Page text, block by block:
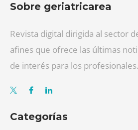
Sobre geriatricarea
Revista digital dirigida al sector
afines que ofrece las últimas
de interés para los profesionales.
Categorías